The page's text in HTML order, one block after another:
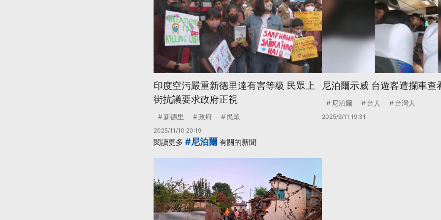
印度空污嚴重新德里達有害等級 民眾上
街抗議要求政府正視
新德里 政府 民眾
2025/11/10 20:19
尼泊爾示威 台遊客遭攔車查
尼泊爾 台人 台灣人
2025/9/11 19:31
閱讀更多 #尼泊爾 有關的新聞